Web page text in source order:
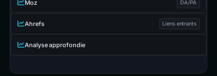
Moz DA/PA
Ahrefs Liens entrants
Analyse approfondie